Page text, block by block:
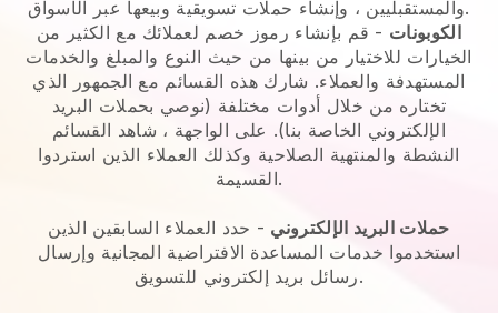
والمستقبليين ، وإنشاء حملات تسويقية وبيعها عبر الأسواق.
الكوبونات - قم بإنشاء رموز خصم لعملائك مع الكثير من
الخيارات للاختيار من بينها من حيث النوع والمبلغ والخدمات
المستهدفة والعملاء. شارك هذه القسائم مع الجمهور الذي
تختاره من خلال أدوات مختلفة (نوصي بحملات البريد
الإلكتروني الخاصة بنا). على الواجهة ، شاهد القسائم
النشطة والمنتهية الصلاحية وكذلك العملاء الذين استردوا
القسيمة.
حملات البريد الإلكتروني - حدد العملاء السابقين الذين
استخدموا خدمات المساعدة الافتراضية المجانية وإرسال
رسائل بريد إلكتروني للتسويق.